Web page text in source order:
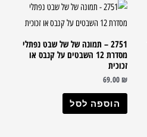
2751 – תמונה של של שבט נפתלי
מסדרת 12 השבטים על קנבס או
זכוכית
69.00₪
הוספה לסל